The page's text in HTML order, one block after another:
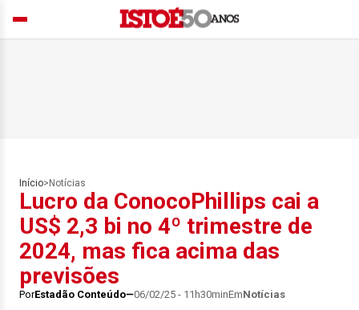
Início> Notícias
Lucro da ConocoPhillips cai a
US$ 2,3 bi no 4º trimestre de
2024, mas fica acima das
previsões
PorEstadão Conteúdo 06/02/25 - 11h30minEmNotícias